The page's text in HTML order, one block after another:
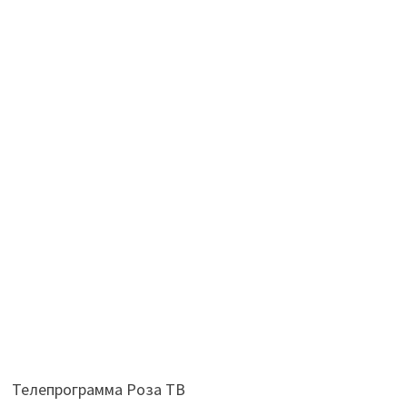
Телепрограмма Роза ТВ